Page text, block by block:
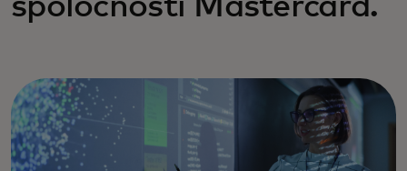
spoločnosti Mastercard.